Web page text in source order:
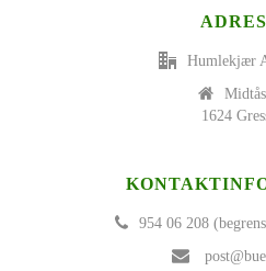
Humlekjær
1624
954 06 208